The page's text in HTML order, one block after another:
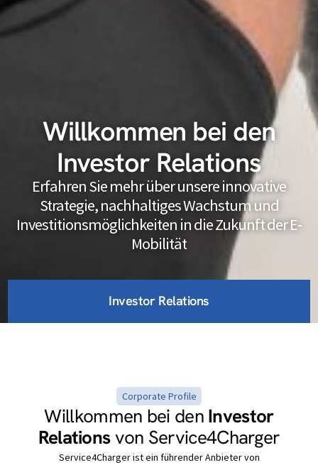
Willkommen bei den
Investor Relations
Erfahren Sie mehr über unsere innovative
Strategie, nachhaltiges Wachstum und
Investitionsmöglichkeiten in die Zukunft der E-
Mobilität
Investor Relations
Corporate Profile
Willkommen bei den Investor
Relationsvon Service4Charger
Service4Charger ist ein führender Anbieter von